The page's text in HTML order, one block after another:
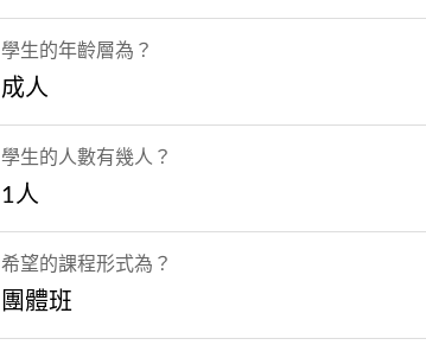
學生的年齡層為？
成人
學生的人數有幾人？
1人
希望的課程形式為？
團體班